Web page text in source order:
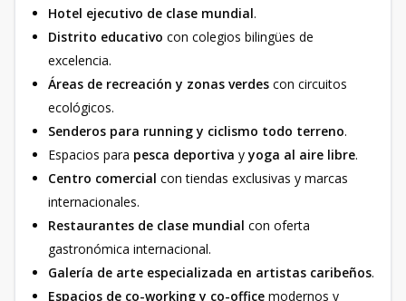
Hotel ejecutivo de clase mundial.
Distrito educativo con colegios bilingües de
excelencia.
Áreas de recreación y zonas verdes con circuitos
ecológicos.
Senderos para running y ciclismo todo terreno.
Espacios para pesca deportiva yyoga al aire libre.
Centro comercial con tiendas exclusivas y marcas
internacionales.
Restaurantes de clase mundial con oferta
gastronómica internacional.
Galería de arte especializada en artistas caribeños.
Espacios de co-working y co-office modernos y